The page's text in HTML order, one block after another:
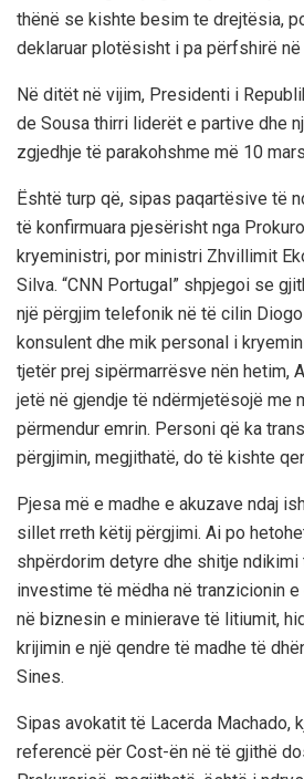
thënë se kishte besim te drejtësia,
deklaruar plotësisht i pa përfshirë në
Në ditët në vijim, Presidenti i
de Sousa thirri liderët e partive dhe
zgjedhje të parakohshme më 10
Është turp që, sipas paqartësive të
të konfirmuara pjesërisht nga
kryeministri, por ministri Zhvillimit
Silva. “CNN Portugal” shpjegoi se
një përgjim telefonik në të cilin
konsulent dhe mik personal i
tjetër prej sipërmarrësve nën hetim,
jetë në gjendje të ndërmjetësojë me
përmendur emrin. Personi që ka
përgjimin, megjithatë, do të kishte
Pjesa më e madhe e akuzave ndaj
sillet rreth këtij përgjimi. Ai po
shpërdorim detyre dhe shitje ndikimi
investime të mëdha në tranzicionin
në biznesin e minierave të litiumit,
krijimin e një qendre të madhe të
Sines.
Sipas avokatit të Lacerda Machado,
referencë për Cost-ën në të gjithë